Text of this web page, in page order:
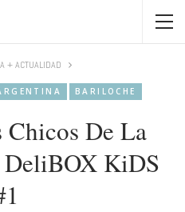
+ ACTUALIDAD
BARILOCHE
Chicos De La
DeliBOX KiDS